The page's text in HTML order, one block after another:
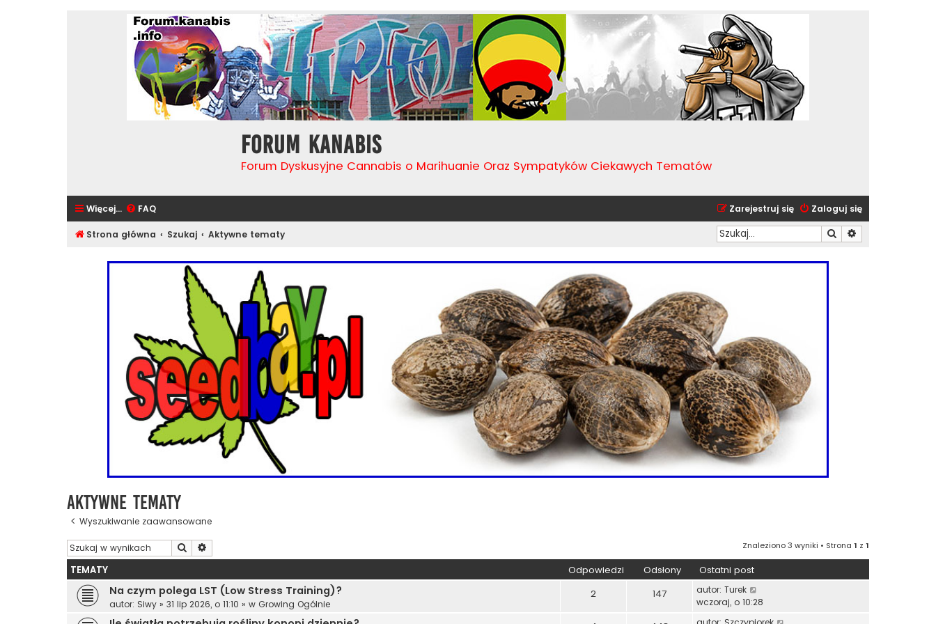
Forum Kanabis
Forum Dyskusyjne Cannabis o Marihuanie Oraz Sympatyków Ciekawych Tematów
Więcej… FAQ Zaloguj się
Zarejestruj się
Strona główna Szukaj Aktywne tematy Szukaj
Aktywne tematy
Wyszukiwanie zaawansowane
Szukaj Znaleziono 3 wyniki • Strona 1 z 1
TEMATY Odpowiedzi Odsłony Ostatni post
Na czym polega LST (Low Stress Training)?
autor: Siwy » 31 lip 2026, o 11:10 » w Growing Ogólnie
2 147 autor: Turek
wczoraj, o 10:28